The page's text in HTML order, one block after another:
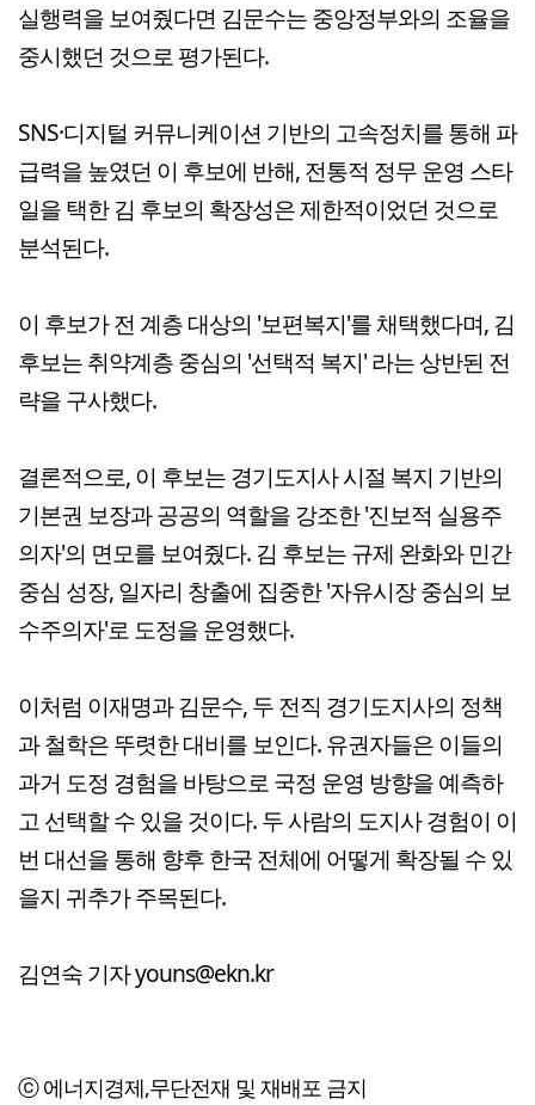
실행력을 보여줬다면 김문수는 중앙정부와의 조율을
중시했던 것으로 평가된다.
SNS·디지털 커뮤니케이션 기반의 고속정치를 통해 파
급력을 높였던 이 후보에 반해, 전통적 정무 운영 스타
일을 택한 김 후보의 확장성은 제한적이었던 것으로
분석된다.
이 후보가 전 계층 대상의 '보편복지'를 채택했다며, 김
후보는 취약계층 중심의 '선택적 복지' 라는 상반된 전
략을 구사했다.
결론적으로, 이 후보는 경기도지사 시절 복지 기반의
기본권 보장과 공공의 역할을 강조한 '진보적 실용주
의자'의 면모를 보여줬다. 김 후보는 규제 완화와 민간
중심 성장, 일자리 창출에 집중한 '자유시장 중심의 보
수주의자'로 도정을 운영했다.
이처럼 이재명과 김문수, 두 전직 경기도지사의 정책
과 철학은 뚜렷한 대비를 보인다. 유권자들은 이들의
과거 도정 경험을 바탕으로 국정 운영 방향을 예측하
고 선택할 수 있을 것이다. 두 사람의 도지사 경험이 이
번 대선을 통해 향후 한국 전체에 어떻게 확장될 수 있
을지 귀추가 주목된다.
김연숙 기자 youns@ekn.kr
ⓒ 에너지경제,무단전재 및 재배포 금지